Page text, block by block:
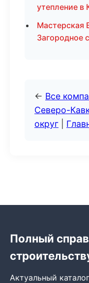
утепление в
Мастерская
Загородное
← Все
Северо-
округ
Полный
Актуальный